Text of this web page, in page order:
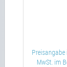
MwSt. im